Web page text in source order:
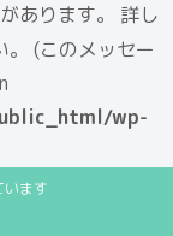
あります。 詳し
。 (このメッセー
wp-
ます